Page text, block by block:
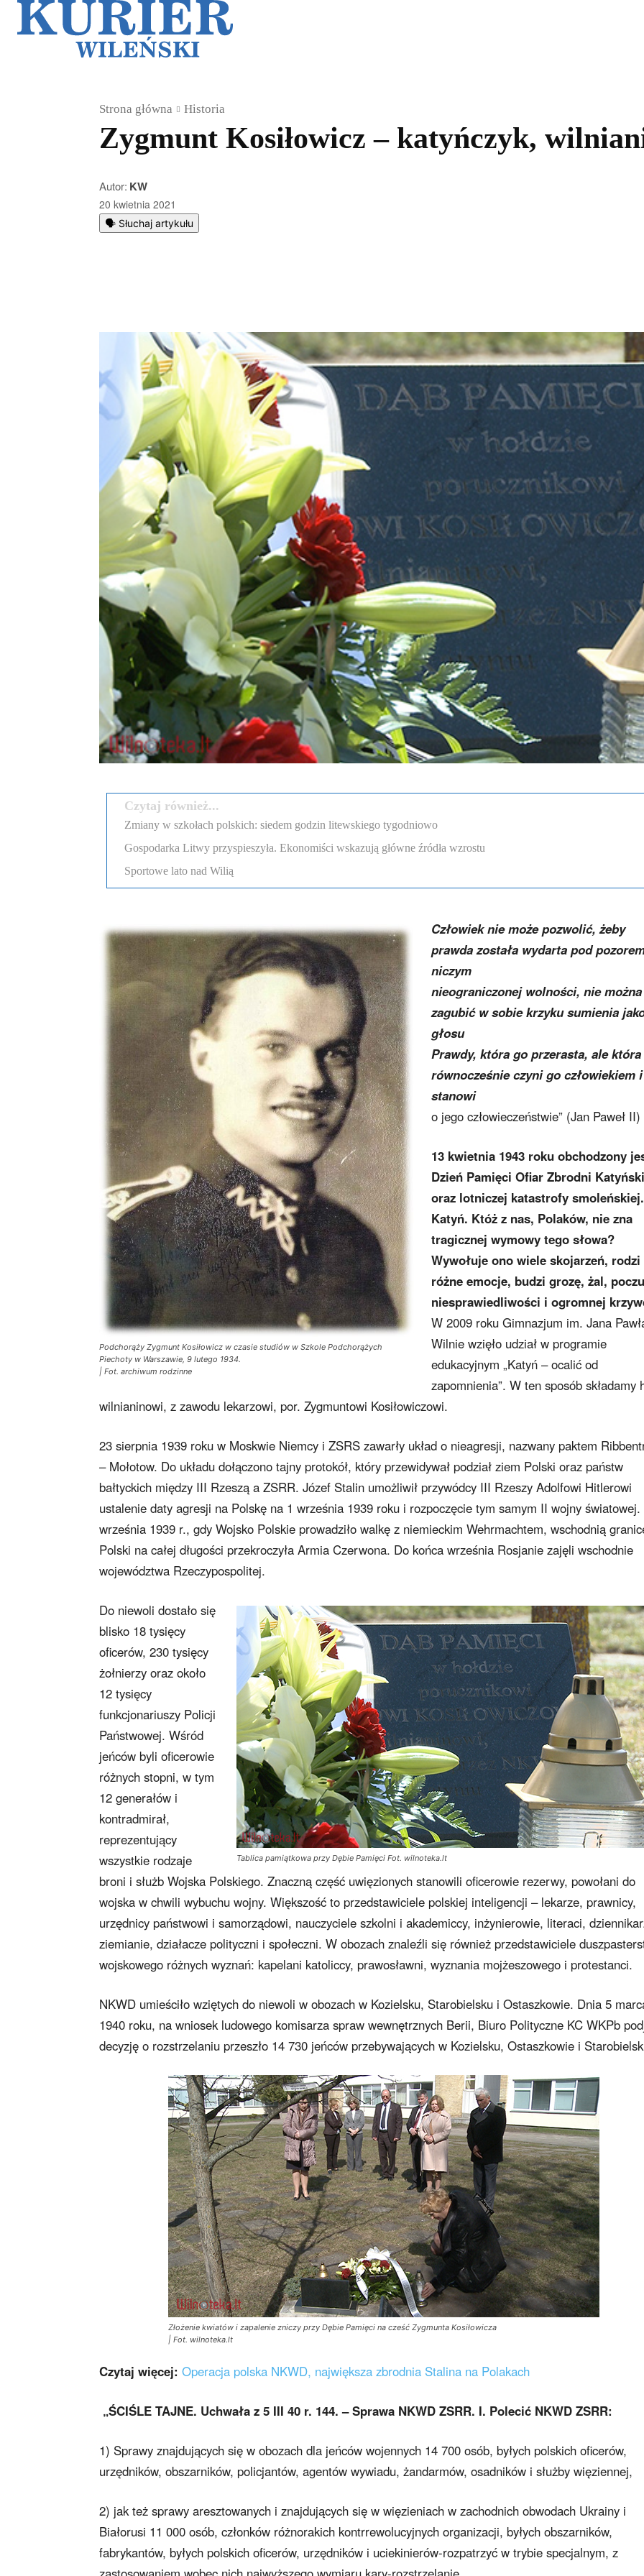
Strona główna Historia
Zygmunt Kosiłowicz – katyńczyk,
Autor: KW
20 kwietnia 2021
🗣️ Słuchaj artykułu
Czytaj również...
Zmiany w szkołach polskich: siedem godzin litewskiego tygodniowo
Gospodarka Litwy przyspieszyła. Ekonomiści wskazują główne źródła wzrostu
Sportowe lato nad Wilią
Podchorąży Zygmunt Kosiłowicz w czasie studiów w Szkole Podchorążych
Piechoty w Warszawie, 9 lutego 1934.
| Fot. archiwum rodzinne
Człowiek nie może pozwolić, żeby
prawda została wydarta pod
niczym
nieograniczonej wolności, nie można
zagubić w sobie krzyku sumienia
głosu
Prawdy, która go przerasta, ale która
równocześnie czyni go człowiekiem i
stanowi
o jego człowieczeństwie” (Jan Paweł II)
13 kwietnia 1943 roku obchodzony
Dzień Pamięci Ofiar Zbrodni
oraz lotniczej katastrofy smoleńskiej.
Katyń. Któż z nas, Polaków, nie zna
tragicznej wymowy tego słowa?
Wywołuje ono wiele skojarzeń, rodzi
różne emocje, budzi grozę, żal,
niesprawiedliwości i ogromnej
W 2009 roku Gimnazjum im. Jana
Wilnie wzięło udział w programie
edukacyjnym „Katyń – ocalić od
zapomnienia”. W ten sposób składamy
wilnianinowi, z zawodu lekarzowi, por. Zygmuntowi Kosiłowiczowi.
23 sierpnia 1939 roku w Moskwie Niemcy i ZSRS zawarły układ o nieagresji, nazwany paktem
– Mołotow. Do układu dołączono tajny protokół, który przewidywał podział ziem Polski oraz państw
bałtyckich między III Rzeszą a ZSRR. Józef Stalin umożliwił przywódcy III Rzeszy Adolfowi Hitlerowi
ustalenie daty agresji na Polskę na 1 września 1939 roku i rozpoczęcie tym samym II wojny światowej.
września 1939 r., gdy Wojsko Polskie prowadziło walkę z niemieckim Wehrmachtem, wschodnią
Polski na całej długości przekroczyła Armia Czerwona. Do końca września Rosjanie zajęli wschodnie
województwa Rzeczypospolitej.
Tablica pamiątkowa przy Dębie Pamięci Fot. wilnoteka.lt
Do niewoli dostało się
blisko 18 tysięcy
oficerów, 230 tysięcy
żołnierzy oraz około
12 tysięcy
funkcjonariuszy Policji
Państwowej. Wśród
jeńców byli oficerowie
różnych stopni, w tym
12 generałów i
kontradmirał,
reprezentujący
wszystkie rodzaje
broni i służb Wojska Polskiego. Znaczną część uwięzionych stanowili oficerowie rezerwy, powołani do
wojska w chwili wybuchu wojny. Większość to przedstawiciele polskiej inteligencji – lekarze, prawnicy,
urzędnicy państwowi i samorządowi, nauczyciele szkolni i akademiccy, inżynierowie, literaci,
ziemianie, działacze polityczni i społeczni. W obozach znaleźli się również przedstawiciele
wojskowego różnych wyznań: kapelani katoliccy, prawosławni, wyznania mojżeszowego i protestanci.
NKWD umieściło wziętych do niewoli w obozach w Kozielsku, Starobielsku i Ostaszkowie. Dnia 5
1940 roku, na wniosek ludowego komisarza spraw wewnętrznych Berii, Biuro Polityczne KC WKPb
decyzję o rozstrzelaniu przeszło 14 730 jeńców przebywających w Kozielsku, Ostaszkowie i
Złożenie kwiatów i zapalenie zniczy przy Dębie Pamięci na cześć Zygmunta Kosiłowicza
| Fot. wilnoteka.lt
Czytaj więcej: Operacja polska NKWD, największa zbrodnia Stalina na Polakach
„ŚCIŚLE TAJNE. Uchwała z 5 III 40 r. 144. – Sprawa NKWD ZSRR. I. Polecić NKWD ZSRR:
1) Sprawy znajdujących się w obozach dla jeńców wojennych 14 700 osób, byłych polskich oficerów,
urzędników, obszarników, policjantów, agentów wywiadu, żandarmów, osadników i służby więziennej,
2) jak też sprawy aresztowanych i znajdujących się w więzieniach w zachodnich obwodach Ukrainy i
Białorusi 11 000 osób, członków różnorakich kontrrewolucyjnych organizacji, byłych obszarników,
fabrykantów, byłych polskich oficerów, urzędników i uciekinierów-rozpatrzyć w trybie specjalnym, z